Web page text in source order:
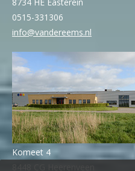
0515-331306
info@vandereems.nl
Komeet 4